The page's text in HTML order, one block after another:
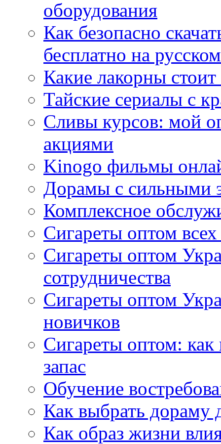
оборудования
Как безопасно
бесплатно на
Какие лакорны
Тайские сериалы с
Сливы курсов: мой
акциями
Kinogo фильмы
Дорамы с сильными
Комплексное
Сигареты оптом
Сигареты оптом
сотрудничества
Сигареты оптом
новичков
Сигареты оптом:
запас
Обучение
Как выбрать дораму
Как образ жизни